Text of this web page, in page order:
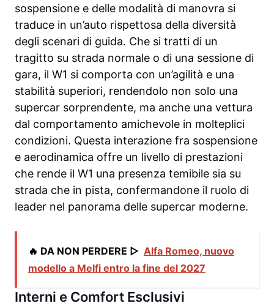
sospensione e delle modalità di manovra si
traduce in un’auto rispettosa della diversità
degli scenari di guida. Che si tratti di un
tragitto su strada normale o di una sessione di
gara, il W1 si comporta con un’agilità e una
stabilità superiori, rendendolo non solo una
supercar sorprendente, ma anche una vettura
dal comportamento amichevole in molteplici
condizioni. Questa interazione fra sospensione
e aerodinamica offre un livello di prestazioni
che rende il W1 una presenza temibile sia su
strada che in pista, confermandone il ruolo di
leader nel panorama delle supercar moderne.
🔥 DA NON PERDERE ▷ Alfa Romeo, nuovo
modello a Melfi entro la fine del 2027
Interni e Comfort Esclusivi